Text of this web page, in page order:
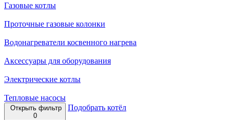
Газовые котлы
Проточные газовые колонки
Водонагреватели косвенного нагрева
Аксессуары для оборудования
Электрические котлы
Тепловые насосы
Открыть фильтр
0
Подобрать котёл